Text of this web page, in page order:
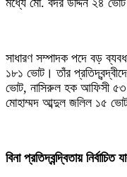
‎সাধারণ সম্পাদক পদে বড়
১৮১ ভোট। তাঁর
ভোট, নাসিরুল হক আফিসী
মোহাম্মদ আব্দুল জলিল ১৫
‎বিনা প্রতিদ্বন্দ্বিতায় নির্বাচিত